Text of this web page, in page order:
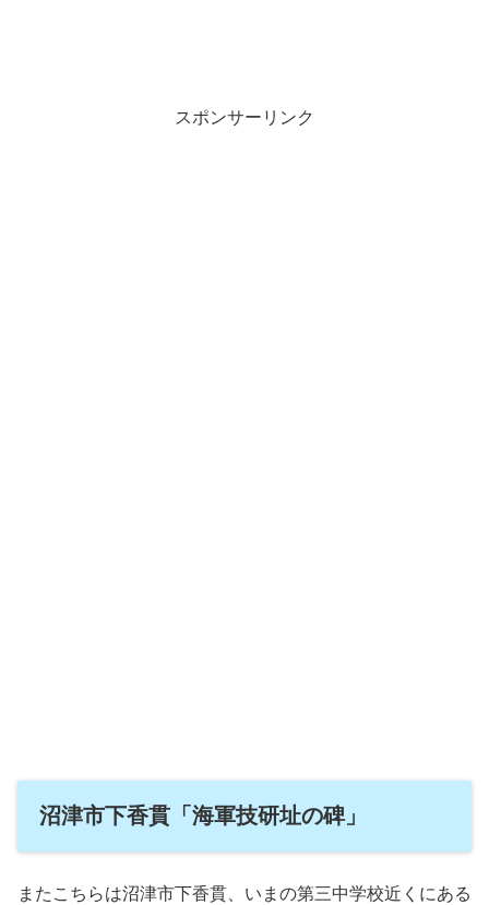
スポンサーリンク
沼津市下香貫「海軍技研址の碑」
またこちらは沼津市下香貫、いまの第三中学校近くにある